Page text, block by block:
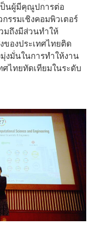
ป็นผู้มีคุณูปการต่อ
รรมเชิงคอมพิวเตอร์
มถึงมีส่วนทำให้
องประเทศไทยติด
งมั่นในการทำให้งาน
ไทยทัดเทียมในระดับ